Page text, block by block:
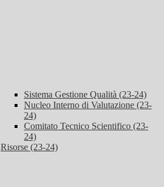
Sistema Gestione Qualità (23-24)
Nucleo Interno di Valutazione (23-
24)
Comitato Tecnico Scientifico (23-
24)
Risorse (23-24)